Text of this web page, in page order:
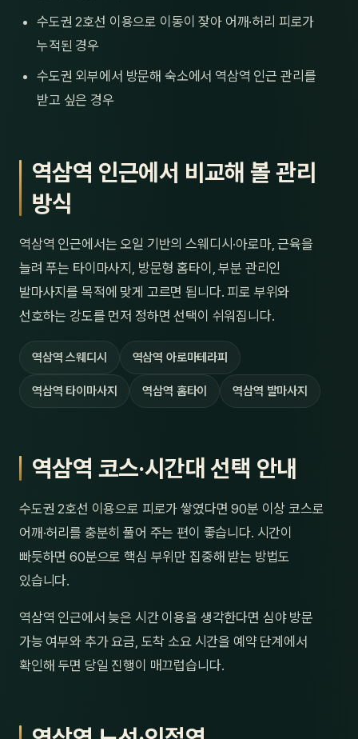
수도권 2호선 이용으로 이동이 잦아 어깨·허리 피로가
누적된 경우
수도권 외부에서 방문해 숙소에서 역삼역 인근 관리를
받고 싶은 경우
역삼역 인근에서 비교해 볼 관리
방식
역삼역 인근에서는 오일 기반의 스웨디시·아로마, 근육을
늘려 푸는 타이마사지, 방문형 홈타이, 부분 관리인
발마사지를 목적에 맞게 고르면 됩니다. 피로 부위와
선호하는 강도를 먼저 정하면 선택이 쉬워집니다.
역삼역 스웨디시 역삼역 아로마테라피
역삼역 타이마사지 역삼역 홈타이 역삼역 발마사지
역삼역 코스·시간대 선택 안내
수도권 2호선 이용으로 피로가 쌓였다면 90분 이상 코스로
어깨·허리를 충분히 풀어 주는 편이 좋습니다. 시간이
빠듯하면 60분으로 핵심 부위만 집중해 받는 방법도
있습니다.
역삼역 인근에서 늦은 시간 이용을 생각한다면 심야 방문
가능 여부와 추가 요금, 도착 소요 시간을 예약 단계에서
확인해 두면 당일 진행이 매끄럽습니다.